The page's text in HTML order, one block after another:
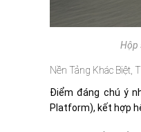
Hộp
Nền Tảng Khác Biệt,
Điểm đáng chú ý
Platform), kết hợp